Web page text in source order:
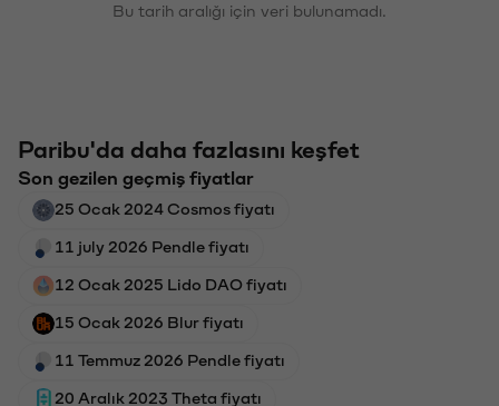
Bu tarih aralığı için veri bulunamadı.
Paribu'da daha fazlasını keşfet
Son gezilen geçmiş fiyatlar
25 Ocak 2024 Cosmos fiyatı
11 july 2026 Pendle fiyatı
12 Ocak 2025 Lido DAO fiyatı
15 Ocak 2026 Blur fiyatı
11 Temmuz 2026 Pendle fiyatı
20 Aralık 2023 Theta fiyatı